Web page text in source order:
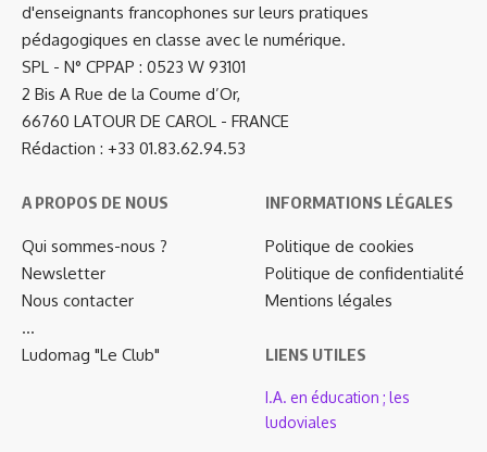
d'enseignants francophones sur leurs pratiques
pédagogiques en classe avec le numérique.
SPL - N° CPPAP : 0523 W 93101
2 Bis A Rue de la Coume d’Or,
66760 LATOUR DE CAROL - FRANCE
Rédaction : +33 01.83.62.94.53
A PROPOS DE NOUS
Qui sommes-nous ?
Newsletter
Nous contacter
…
Ludomag "Le Club"
INFORMATIONS LÉGALES
Politique de cookies
Politique de confidentialité
Mentions légales
LIENS UTILES
I.A. en éducation ; les
ludoviales